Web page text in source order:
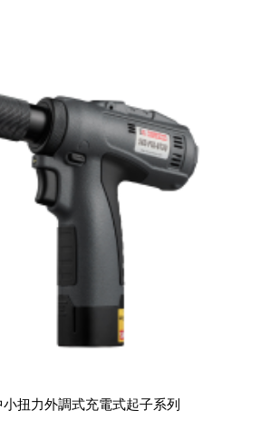
扭力外調式充電式起子系列